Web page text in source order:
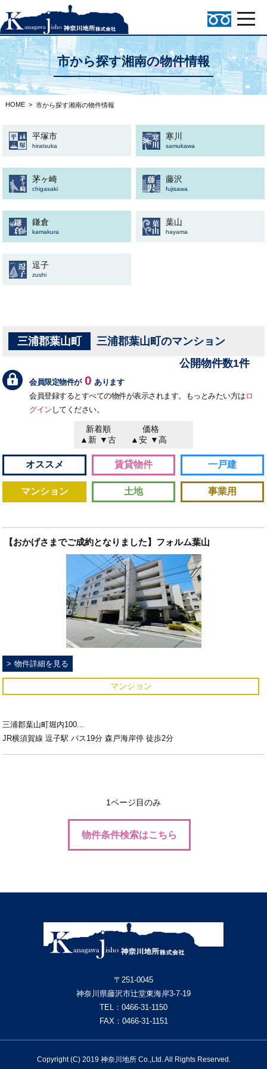
市から探す湘南の物件情報
HOME>市から探す湘南の物件情報
平塚市
hiratsuka
寒川
samukawa
茅ヶ崎
chigasaki
藤沢
fujisawa
鎌倉
kamakura
葉山
hayama
逗子
zushi
三浦郡葉山町
三浦郡葉山町のマンション
公開物件数1件
会員限定物件が 0 あります
会員登録するとすべての物件が表示されます。もっとみたい方は ロ
グイン してください。
新着順
▲新 ▼古
価格
▲安 ▼高
オススメ 賃貸物件 一戸建
マンション 土地 事業用
【おかげさまでご成約となりました】フォルム葉山
物件詳細を見る
マンション
三浦郡葉山町堀内100...
JR横須賀線 逗子駅 バス19分 森戸海岸停 徒歩2分
1ページ目のみ
物件条件検索はこちら
〒251-0045
神奈川県藤沢市辻堂東海岸3-7-19
TEL： 0466-31-1150
FAX：0466-31-1151
Copyright (C) 2019 神奈川地所 Co.,Ltd. All Rights Reserved.